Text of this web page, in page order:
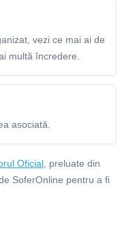
vezi ce mai ai de
multă încredere.
asociată.
Oficial , preluate din
SoferOnline pentru a fi